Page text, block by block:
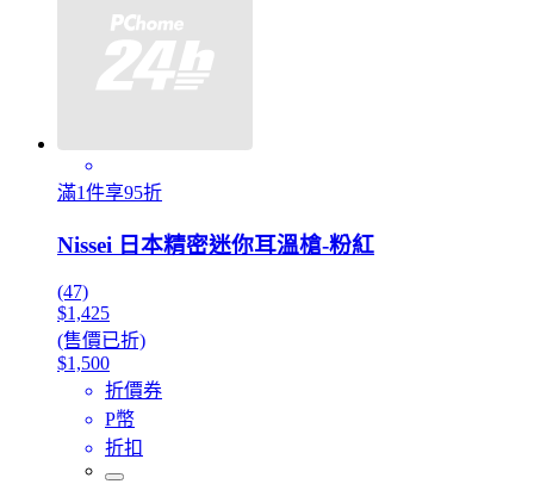
滿1件享95折
Nissei 日本精密迷你耳溫槍-粉紅
(47)
$1,425
(售價已折)
$1,500
折價券
P幣
折扣